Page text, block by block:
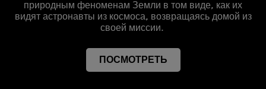
природным феноменам Земли в том виде, как их
видят астронавты из космоса, возвращаясь домой из
своей миссии.
ПОСМОТРЕТЬ